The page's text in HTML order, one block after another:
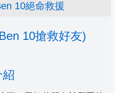
10絕命救援
10搶救好友)
紹